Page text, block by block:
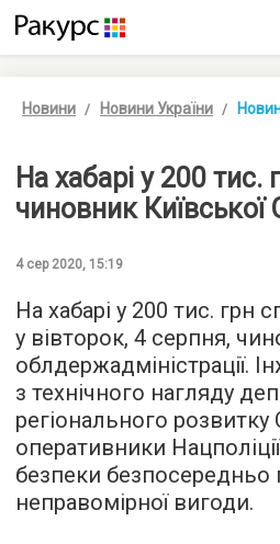
Новини Новини України
На хабарі у 200 тис.
чиновник
4 сер 2020, 15:19
На хабарі у 200 тис. грн
у вівторок, 4 серпня,
облдержадміністрації.
з технічного нагляду
регіонального
оперативники
безпеки безпосередньо
неправомірної вигоди.